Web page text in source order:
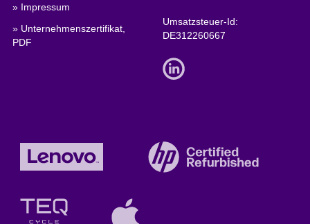
» Impressum
» Unternehmenszertifikat,
PDF
Umsatzsteuer-Id:
DE312260667